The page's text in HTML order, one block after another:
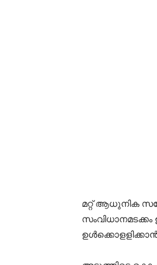
മറ്റ് ആധുനിക